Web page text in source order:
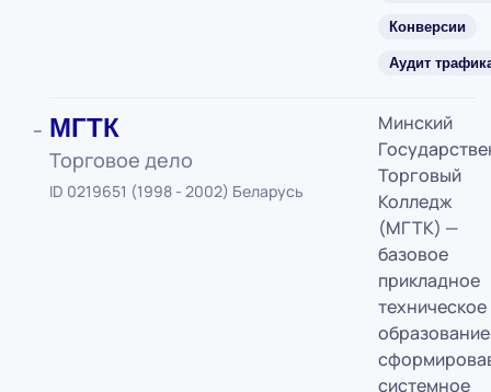
Конверсии
Аудит
МГТК
Торговое дело
ID 0219651 (1998 - 2002) Беларусь
Минский
Торговый
Колледж
(МГТК) —
базовое
прикладное
техническое
системное